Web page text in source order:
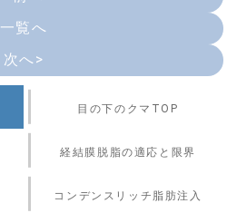
一覧へ
次へ>
目の下のクマTOP
経結膜脱脂の適応と限界
コンデンスリッチ脂肪注入